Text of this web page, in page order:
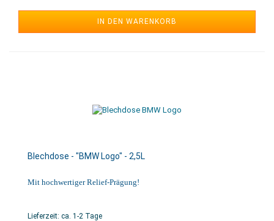
IN DEN WARENKORB
Blechdose - "BMW Logo" - 2,5L
Mit hochwertiger Relief-Prägung!
Lieferzeit: ca. 1-2 Tage